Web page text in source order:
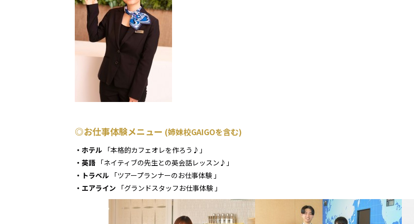
◎お仕事体験メニュー (姉妹校GAIGOを含む)
・ホテル 「本格的カフェオレを作ろう♪」
・英語 「ネイティブの先生との英会話レッスン♪」
・トラベル 「ツアープランナーのお仕事体験 」
・エアライン 「グランドスタッフお仕事体験 」